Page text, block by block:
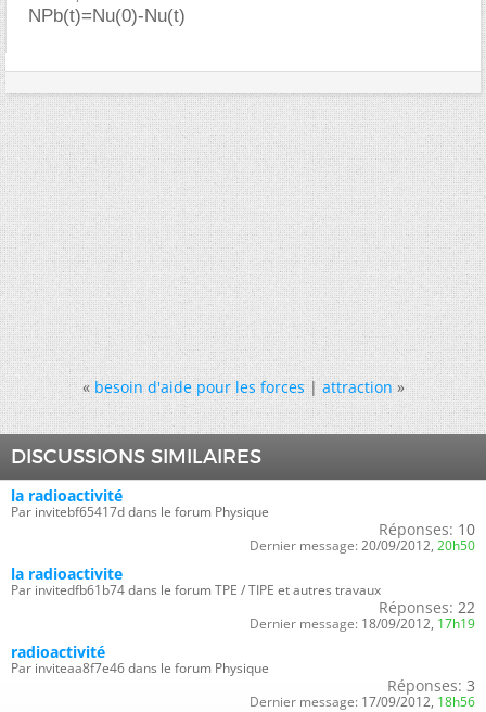
NPb(t)=Nu(0)-Nu(t)
« besoin d'aide pour les forces|attraction »
DISCUSSIONS SIMILAIRES
la radioactivité
Par invitebf65417d dans le forum Physique
Réponses: 10
Dernier message: 20/09/2012, 20h50
la radioactivite
Par invitedfb61b74 dans le forum TPE / TIPE et autres travaux
Réponses: 22
Dernier message: 18/09/2012, 17h19
radioactivité
Par inviteaa8f7e46 dans le forum Physique
Réponses: 3
Dernier message: 17/09/2012, 18h56